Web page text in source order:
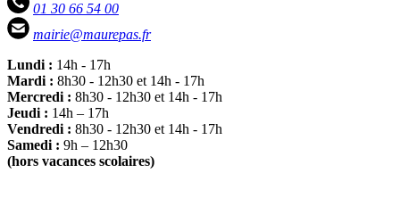
01 30 66 54 00
mairie@maurepas.fr
Lundi : 14h - 17h
Mardi : 8h30 - 12h30 et 14h - 17h
Mercredi : 8h30 - 12h30 et 14h - 17h
Jeudi : 14h – 17h
Vendredi : 8h30 - 12h30 et 14h - 17h
Samedi : 9h – 12h30
(hors vacances scolaires)